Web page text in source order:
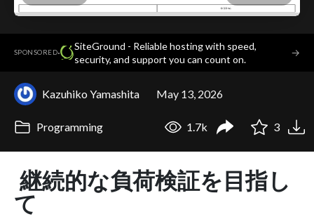
SPONSORED·
SiteGround - Reliable hosting with speed,
security, and support you can count on.
→
Kazuhiko Yamashita May 13, 2026
Programming 1.7k 3
継続的な負荷検証を目指し
て